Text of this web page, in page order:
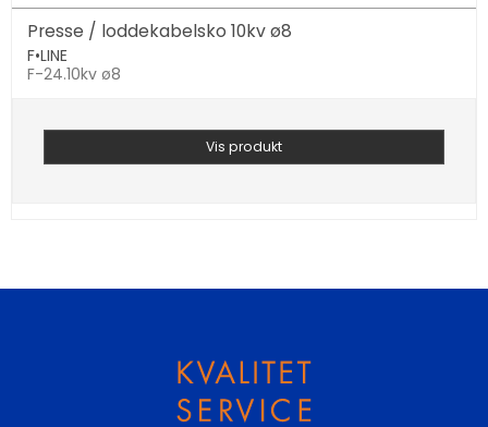
Presse / loddekabelsko 10kv ø8
F•LINE
F-24.10kv ø8
Vis produkt